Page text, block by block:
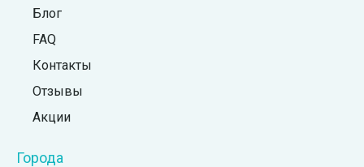
Блог
FAQ
Контакты
Отзывы
Акции
Города